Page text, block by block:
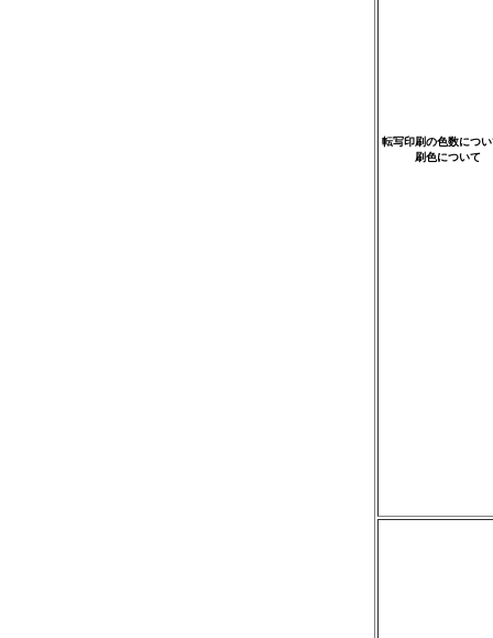
転写印刷の色数につ
刷色について